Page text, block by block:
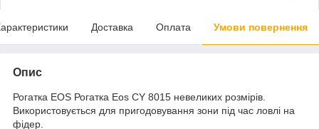
Доставка Оплата Умови повернення
Опис
Рогатка EOS Рогатка Eos CY 8015 невеликих розмірів.
Використовується для пригодовування зони під час ловлі на
фідер.